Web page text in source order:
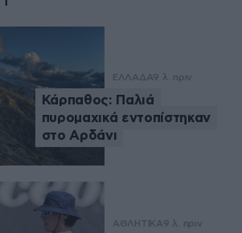
ΕΛΛΑΔΑ9 λ. πριν
Κάρπαθος: Παλιά
πυρομαχικά εντοπίστηκαν
στο Αρδάνι
ΑΘΛΗΤΙΚΑ9 λ. πριν